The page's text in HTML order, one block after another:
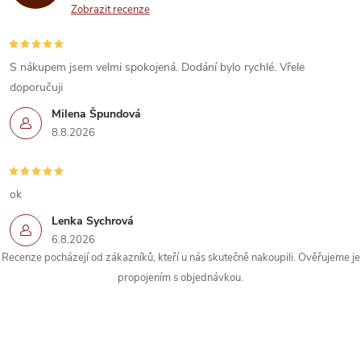
Zobrazit recenze
Milena Špundová
8.8.2026
S nákupem jsem velmi spokojená. Dodání bylo rychlé. Vřele
doporučuji
Lenka Sychrová
6.8.2026
ok
Recenze pocházejí od zákazníků, kteří u nás skutečně nakoupili. Ověřujeme je
propojením s objednávkou.